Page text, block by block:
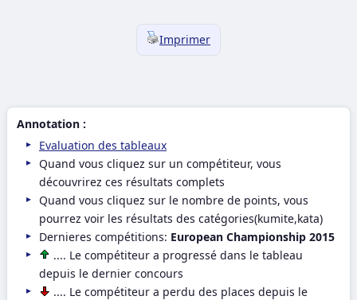
Imprimer
Annotation :
Evaluation des tableaux
Quand vous cliquez sur un compétiteur, vous
découvrirez ces résultats complets
Quand vous cliquez sur le nombre de points, vous
pourrez voir les résultats des catégories(kumite,kata)
Dernieres compétitions: European Championship 2015
.... Le compétiteur a progressé dans le tableau
depuis le dernier concours
.... Le compétiteur a perdu des places depuis le